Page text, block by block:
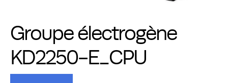
Groupe électrogène
KD2250-E_CPU